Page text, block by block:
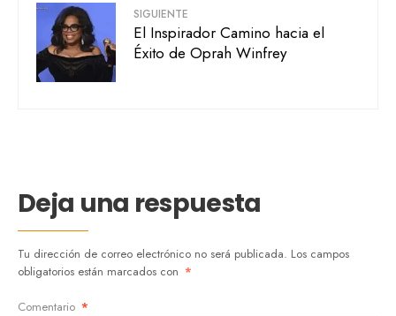
SIGUIENTE
El Inspirador Camino hacia el
Éxito de Oprah Winfrey
Deja una respuesta
Tu dirección de correo electrónico no será publicada. Los campos
obligatorios están marcados con *
Comentario *